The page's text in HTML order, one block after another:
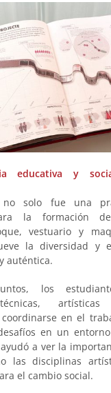
educativa y
no solo fue una
la formación
vestuario y
la diversidad y
auténtica.
los
en el
en un
a ver la
las disciplinas
el cambio social.